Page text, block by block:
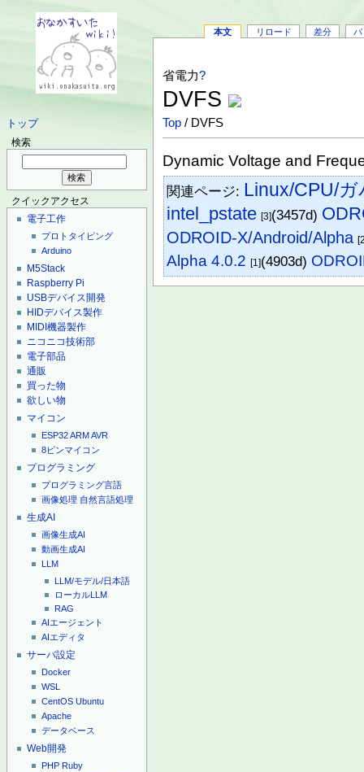
トップ
検索
クイックアクセス
電子工作
プロトタイピング
Arduino
M5Stack
Raspberry Pi
USBデバイス開発
HIDデバイス製作
MIDI機器製作
ニコニコ技術部
電子部品
通販
買った物
欲しい物
マイコン
ESP32ARMAVR
8ピンマイコン
プログラミング
プログラミング言語
画像処理 自然言語処理
生成AI
画像生成AI
動画生成AI
LLM
LLM/モデル/日本語
ローカルLLM
RAG
AIエージェント
AIエディタ
サーバ設定
Docker
WSL
CentOS Ubuntu
Apache
データベース
Web開発
PHP Ruby
本文 リロード 差分 バ
省電力?
DVFS
Top / DVFS
Dynamic Voltage and
関連ページ: Linux/CPU/ガ
intel_pstate [3](3457d)
ODROID-X/Android/Alpha
Alpha 4.0.2 [1](4903d)